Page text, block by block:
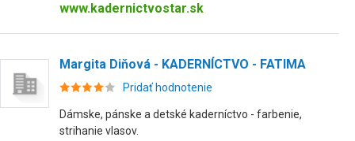
www.kadernictvostar.sk
Margita Diňová - KADERNÍCTVO - FATIMA
Pridať hodnotenie
Dámske, pánske a detské kaderníctvo - farbenie,
strihanie vlasov.